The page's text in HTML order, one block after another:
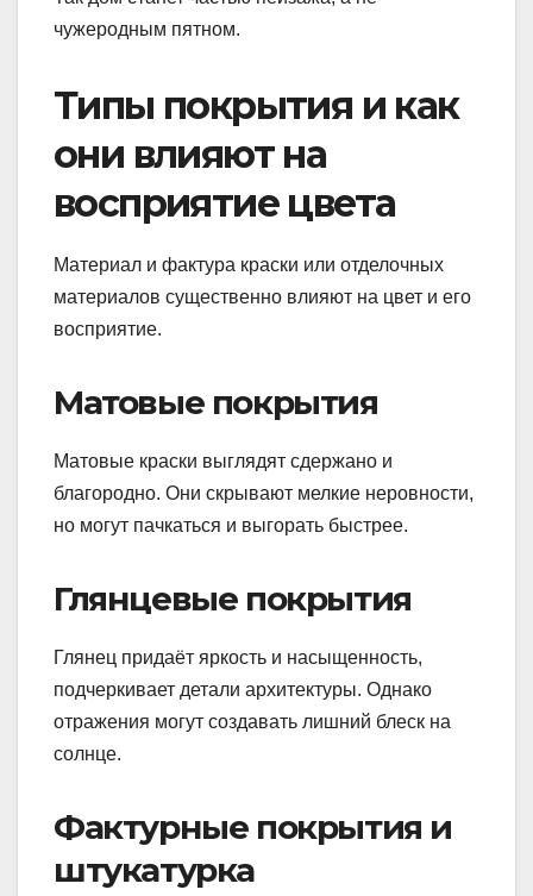
чужеродным пятном.
Типы покрытия и как
они влияют на
восприятие цвета
Материал и фактура краски или отделочных
материалов существенно влияют на цвет и его
восприятие.
Матовые покрытия
Матовые краски выглядят сдержано и
благородно. Они скрывают мелкие неровности,
но могут пачкаться и выгорать быстрее.
Глянцевые покрытия
Глянец придаёт яркость и насыщенность,
подчеркивает детали архитектуры. Однако
отражения могут создавать лишний блеск на
солнце.
Фактурные покрытия и
штукатурка